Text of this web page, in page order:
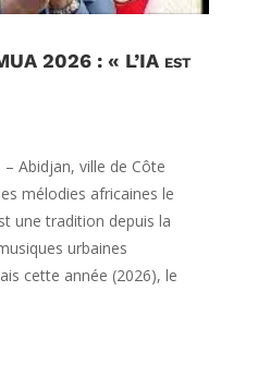
2026 : « L’IA est
Abidjan, ville de Côte
mélodies africaines le
une tradition depuis la
urbaines
cette année (2026), le